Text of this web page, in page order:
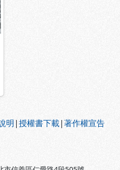
明|授權書下載|著作權宣告